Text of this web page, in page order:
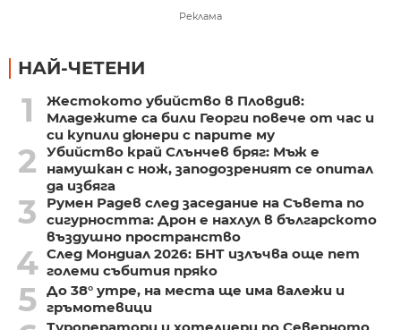
Реклама
НАЙ-ЧЕТЕНИ
1
Жестокото убийство в Пловдив:
Младежите са били Георги повече от час и
си купили дюнери с парите му
2
Убийство край Слънчев бряг: Мъж е
намушкан с нож, заподозреният се опитал
да избяга
3
Румен Радев след заседание на Съвета по
сигурността: Дрон е нахлул в българското
въздушно пространство
4 След Мондиал 2026: БНТ излъчва още пет
големи събития пряко
5 До 38° утре, на места ще има валежи и
гръмотевици
Туроператори и хотелиери по Северното